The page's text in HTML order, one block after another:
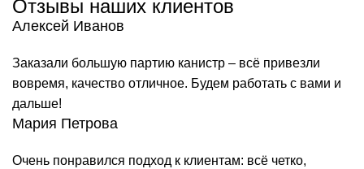
Отзывы наших клиентов
Алексей Иванов
Заказали большую партию канистр – всё привезли
вовремя, качество отличное. Будем работать с вами и
дальше!
Мария Петрова
Очень понравился подход к клиентам: всё четко,